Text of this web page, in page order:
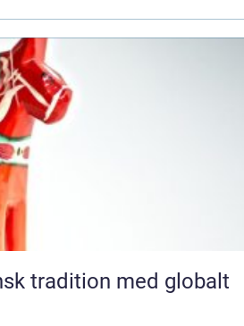
tradition med globalt